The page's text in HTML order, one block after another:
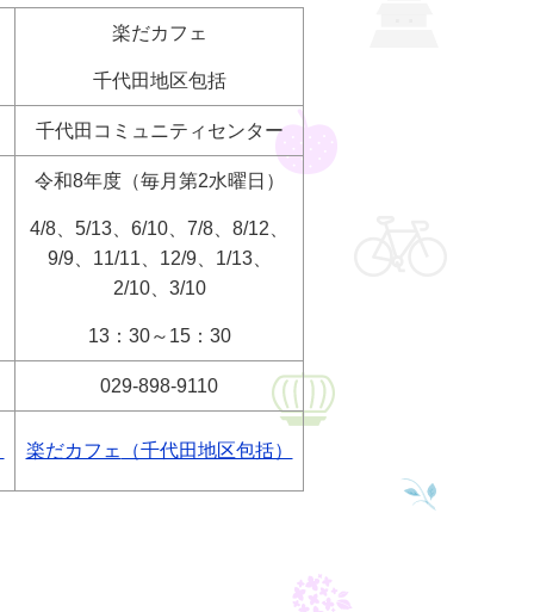
楽だカフェ
千代田地区包括
千代田コミュニティセンター
令和8年度（毎月第2水曜日）
4/8、5/13、6/10、7/8、8/12、
9/9、11/11、12/9、1/13、
2/10、3/10
13：30～15：30
029-898-9110
楽だカフェ （千代田地区包括）